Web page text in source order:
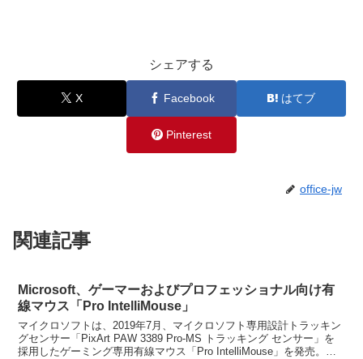
シェアする
X Facebook はてブ
Pinterest
office-jw
関連記事
Microsoft、ゲーマーおよびプロフェッショナル向け有
線マウス「Pro IntelliMouse」
マイクロソフトは、2019年7月、マイクロソフト専用設計トラッキン
グセンサー「PixArt PAW 3389 Pro-MS トラッキング センサー」を
採用したゲーミング専用有線マウス「Pro IntelliMouse」を発売。ボ